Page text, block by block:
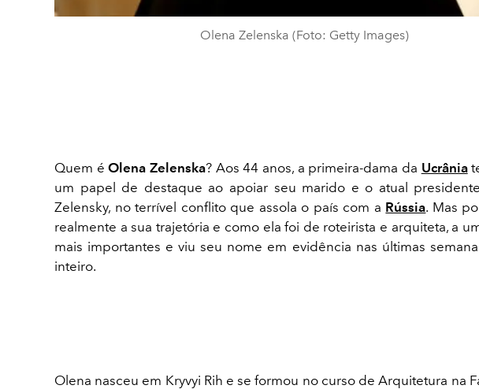
Olena Zelenska (Foto: Getty Images)
Quem éOlena Zelenska? Aos 44 anos, a primeira-dama da Ucrânia
um papel de destaque ao apoiar seu marido e o atual
Zelensky, no terrível conflito que assola o país com a Rússia. Mas
realmente a sua trajetória e como ela foi de roteirista e arquiteta, a
mais importantes e viu seu nome em evidência nas últimas
inteiro.
Olena nasceu em Kryvyi Rih e se formou no curso de Arquitetura na